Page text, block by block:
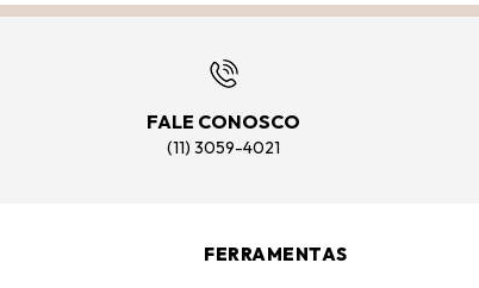
FALE CONOSCO
(11) 3059-4021
FERRAMENTAS